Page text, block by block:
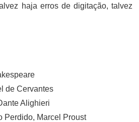
haja erros de digitação, talvez
de Cervantes
Alighieri
Perdido, Marcel Proust